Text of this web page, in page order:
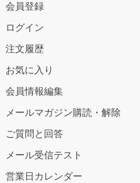
会員登録
ログイン
注文履歴
お気に入り
会員情報編集
メールマガジン購読・解除
ご質問と回答
メール受信テスト
営業日カレンダー